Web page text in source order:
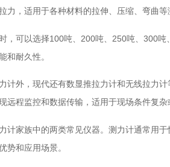
力，适用于各种材料的拉伸、压缩、弯曲
，可以选择100吨、200吨、250吨、300
和耐久性。
计外，现代还有数显推拉力计和无线拉力
远程监控和数据传输，适用于现场条件复杂
计家族中的两类常见仪器。测力计通常用
势和应用场景。